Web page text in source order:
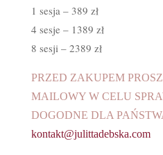
1 sesja – 389 zł
4 sesje – 1389 zł
8 sesji – 2389 zł
PRZED ZAKUPEM
MAILOWY W CELU
DOGODNE DLA
kontakt@julittadebska.com